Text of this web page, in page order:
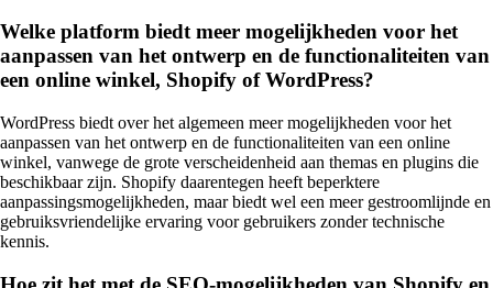
Welke platform biedt meer mogelijkheden voor het
aanpassen van het ontwerp en de functionaliteiten van
een online winkel, Shopify of WordPress?
WordPress biedt over het algemeen meer mogelijkheden voor het
aanpassen van het ontwerp en de functionaliteiten van een online
winkel, vanwege de grote verscheidenheid aan themas en plugins die
beschikbaar zijn. Shopify daarentegen heeft beperktere
aanpassingsmogelijkheden, maar biedt wel een meer gestroomlijnde en
gebruiksvriendelijke ervaring voor gebruikers zonder technische
kennis.